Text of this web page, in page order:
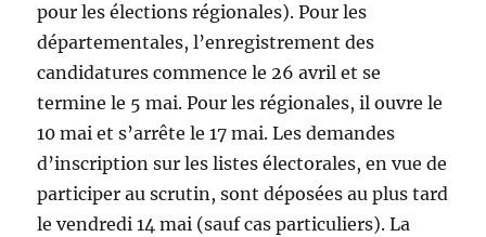
pour les élections régionales). Pour les
départementales, l’enregistrement des
candidatures commence le 26 avril et se
termine le 5 mai. Pour les régionales, il ouvre le
10 mai et s’arrête le 17 mai. Les demandes
d’inscription sur les listes électorales, en vue de
participer au scrutin, sont déposées au plus tard
le vendredi 14 mai (sauf cas particuliers). La